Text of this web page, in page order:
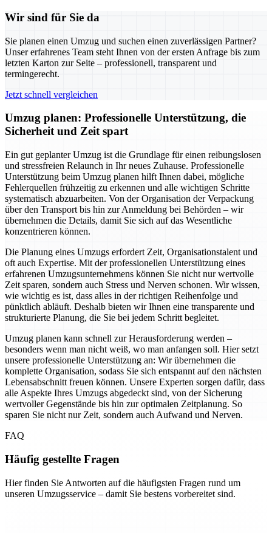
Wir sind für Sie da
Sie planen einen Umzug und suchen einen zuverlässigen Partner?
Unser erfahrenes Team steht Ihnen von der ersten Anfrage bis zum
letzten Karton zur Seite – professionell, transparent und
termingerecht.
Jetzt schnell vergleichen
Umzug planen: Professionelle Unterstützung, die
Sicherheit und Zeit spart
Ein gut geplanter Umzug ist die Grundlage für einen reibungslosen
und stressfreien Relaunch in Ihr neues Zuhause. Professionelle
Unterstützung beim Umzug planen hilft Ihnen dabei, mögliche
Fehlerquellen frühzeitig zu erkennen und alle wichtigen Schritte
systematisch abzuarbeiten. Von der Organisation der Verpackung
über den Transport bis hin zur Anmeldung bei Behörden – wir
übernehmen die Details, damit Sie sich auf das Wesentliche
konzentrieren können.
Die Planung eines Umzugs erfordert Zeit, Organisationstalent und
oft auch Expertise. Mit der professionellen Unterstützung eines
erfahrenen Umzugsunternehmens können Sie nicht nur wertvolle
Zeit sparen, sondern auch Stress und Nerven schonen. Wir wissen,
wie wichtig es ist, dass alles in der richtigen Reihenfolge und
pünktlich abläuft. Deshalb bieten wir Ihnen eine transparente und
strukturierte Planung, die Sie bei jedem Schritt begleitet.
Umzug planen kann schnell zur Herausforderung werden –
besonders wenn man nicht weiß, wo man anfangen soll. Hier setzt
unsere professionelle Unterstützung an: Wir übernehmen die
komplette Organisation, sodass Sie sich entspannt auf den nächsten
Lebensabschnitt freuen können. Unsere Experten sorgen dafür, dass
alle Aspekte Ihres Umzugs abgedeckt sind, von der Sicherung
wertvoller Gegenstände bis hin zur optimalen Zeitplanung. So
sparen Sie nicht nur Zeit, sondern auch Aufwand und Nerven.
FAQ
Häufig gestellte Fragen
Hier finden Sie Antworten auf die häufigsten Fragen rund um
unseren Umzugsservice – damit Sie bestens vorbereitet sind.